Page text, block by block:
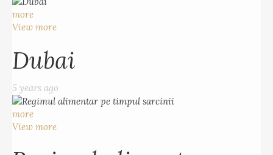
more
View more
Dubai
5 years ago
more
View more